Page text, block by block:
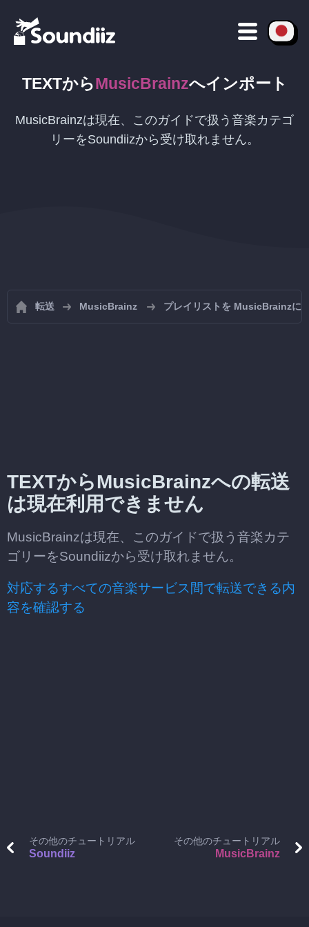
TEXTからMusicBrainzへインポート
MusicBrainzは現在、このガイドで扱う音楽カテゴ
リーをSoundiizから受け取れません。
転送 MusicBrainz プレイリストを MusicBrainzに
TEXTからMusicBrainzへの転送
は現在利用できません
MusicBrainzは現在、このガイドで扱う音楽カテ
ゴリーをSoundiizから受け取れません。
対応するすべての音楽サービス間で転送できる内
容を確認する
その他のチュートリアル
Soundiiz
その他のチュートリアル
MusicBrainz